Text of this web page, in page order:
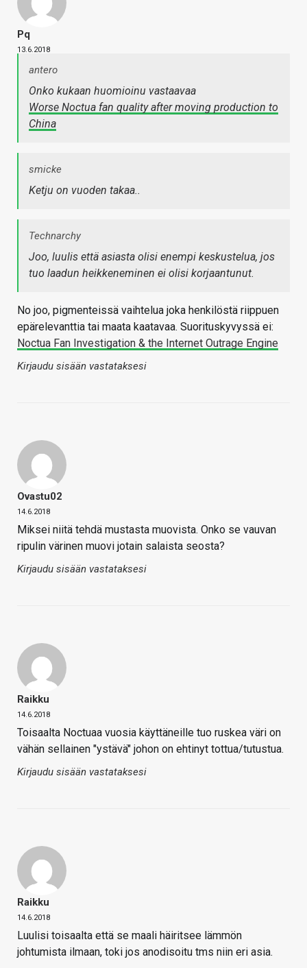
Pq
13.6.2018
antero
Onko kukaan huomioinu vastaavaa
Worse Noctua fan quality after moving production to
China
smicke
Ketju on vuoden takaa..
Technarchy
Joo, luulis että asiasta olisi enempi keskustelua, jos
tuo laadun heikkeneminen ei olisi korjaantunut.
No joo, pigmenteissä vaihtelua joka henkilöstä riippuen
epärelevanttia tai maata kaatavaa. Suorituskyvyssä ei:
Noctua Fan Investigation & the Internet Outrage Engine
Kirjaudu sisään vastataksesi
Ovastu02
14.6.2018
Miksei niitä tehdä mustasta muovista. Onko se vauvan
ripulin värinen muovi jotain salaista seosta?
Kirjaudu sisään vastataksesi
Raikku
14.6.2018
Toisaalta Noctuaa vuosia käyttäneille tuo ruskea väri on
vähän sellainen "ystävä" johon on ehtinyt tottua/tutustua.
Kirjaudu sisään vastataksesi
Raikku
14.6.2018
Luulisi toisaalta että se maali häiritsee lämmön
johtumista ilmaan, toki jos anodisoitu tms niin eri asia.